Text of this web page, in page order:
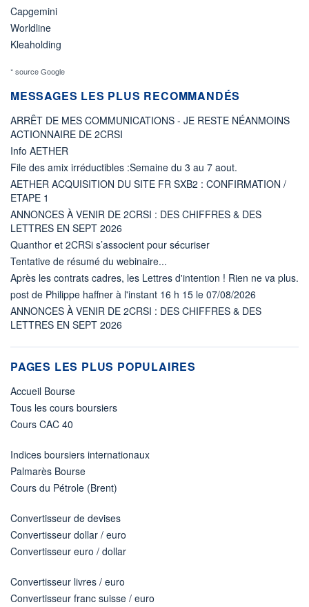
Capgemini
Worldline
Kleaholding
* source Google
MESSAGES LES PLUS RECOMMANDÉS
ARRÊT DE MES COMMUNICATIONS - JE RESTE NÉANMOINS
ACTIONNAIRE DE 2CRSI
Info AETHER
File des amix irréductibles :Semaine du 3 au 7 aout.
AETHER ACQUISITION DU SITE FR SXB2 : CONFIRMATION /
ETAPE 1
ANNONCES À VENIR DE 2CRSI : DES CHIFFRES & DES
LETTRES EN SEPT 2026
Quanthor et 2CRSi s’associent pour sécuriser
Tentative de résumé du webinaire...
Après les contrats cadres, les Lettres d'intention ! Rien ne va plus.
post de Philippe haffner à l'instant 16 h 15 le 07/08/2026
ANNONCES À VENIR DE 2CRSI : DES CHIFFRES & DES
LETTRES EN SEPT 2026
PAGES LES PLUS POPULAIRES
Accueil Bourse
Tous les cours boursiers
Cours CAC 40
Indices boursiers internationaux
Palmarès Bourse
Cours du Pétrole (Brent)
Convertisseur de devises
Convertisseur dollar / euro
Convertisseur euro / dollar
Convertisseur livres / euro
Convertisseur franc suisse / euro